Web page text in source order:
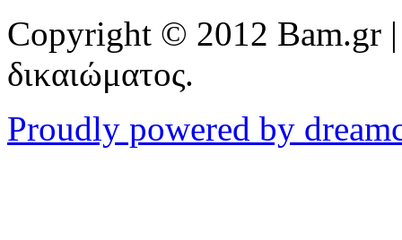
Copyright © 2012 Bam.gr |
δικαιώματος.
Proudly powered by